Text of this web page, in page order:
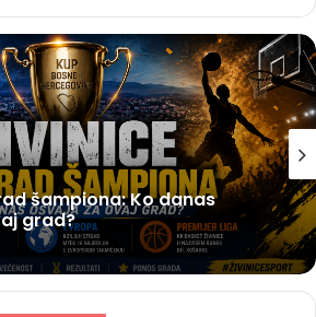
šampiona: Ko danas
grad?